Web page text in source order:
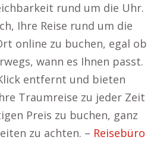
rund um die Uhr.
Ihre Reise rund um die
online zu buchen, egal ob
wann es Ihnen passt.
entfernt und bieten
Traumreise zu jeder Zeit
Preis zu buchen, ganz
zu achten. – Reisebüro